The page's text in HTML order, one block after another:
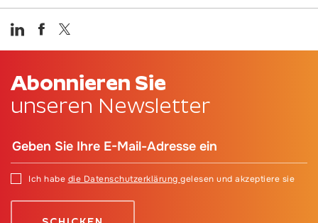
Abonnieren Sie
unseren Newsletter
Ich habe die Datenschutzerklärung gelesen und akzeptiere sie